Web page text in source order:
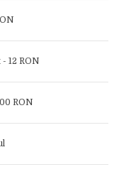
12 RON
RON